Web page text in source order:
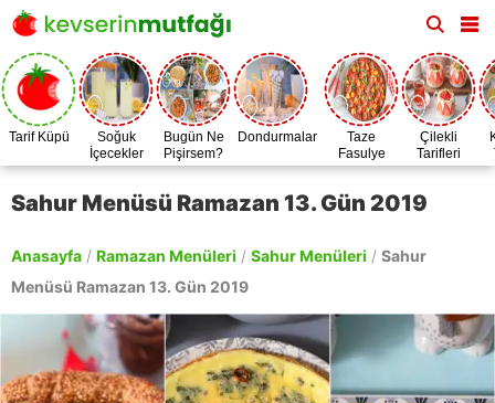
Tarif Küpü
Soğuk
İçecekler
Bugün Ne
Pişirsem?
Dondurmalar
Taze
Fasulye
Zamanı
Çilekli
Tarifleri
Sahur Menüsü Ramazan 13. Gün 2019
Anasayfa / Ramazan Menüleri / Sahur Menüleri / Sahur
Menüsü Ramazan 13. Gün 2019